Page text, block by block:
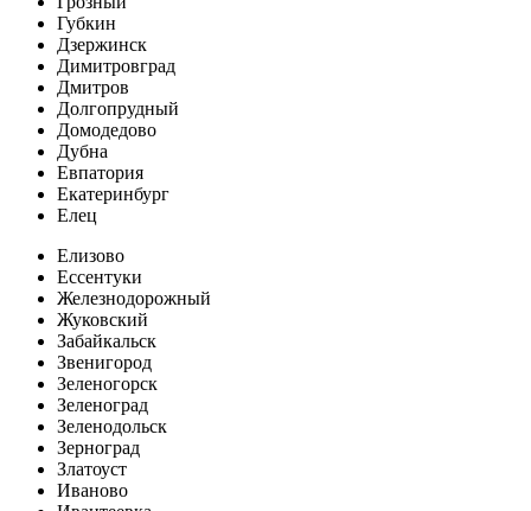
Губкин
Дзержинск
Димитровград
Дмитров
Долгопрудный
Домодедово
Дубна
Евпатория
Екатеринбург
Елец
Елизово
Ессентуки
Железнодорожный
Жуковский
Забайкальск
Звенигород
Зеленогорск
Зеленоград
Зеленодольск
Зерноград
Златоуст
Иваново